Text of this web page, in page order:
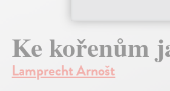
Ke kořenům
Lamprecht Arnošt